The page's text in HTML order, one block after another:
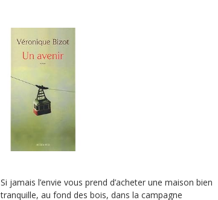
Si jamais l’envie vous prend d’acheter une maison bien
tranquille, au fond des bois, dans la campagne